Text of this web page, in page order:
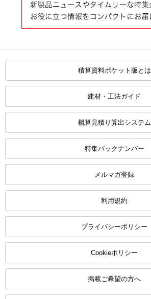
積算資料ポケット版とは
建材・工法ガイド
概算見積り算出システム
特集バックナンバー
メルマガ登録
利用規約
プライバシーポリシー
Cookieポリシー
掲載ご希望の方へ